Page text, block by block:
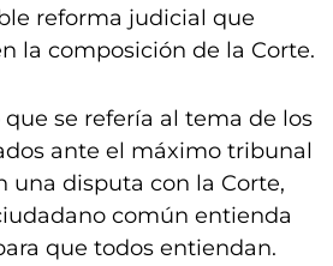
reforma judicial que
la composición de la Corte.
se refería al tema de los
ante el máximo tribunal
una disputa con la Corte,
común entienda
que todos entiendan.